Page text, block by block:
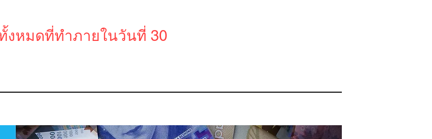
งหมดที่ทำภายในวันที่ 30